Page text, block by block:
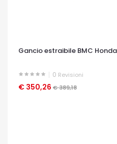
Gancio estraibile BMC
0 Revisioni
€ 350,26 € 389,18
OCCHIATA VELOCE